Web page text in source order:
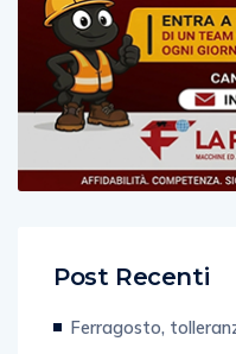
Post Recenti
Ferragosto,